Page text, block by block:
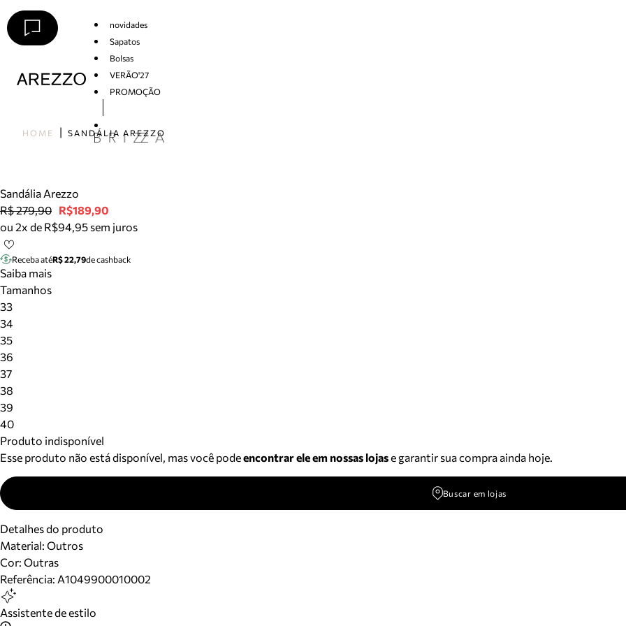
novidades
Sapatos
Bolsas
VERÃO'27
PROMOÇÃO
HOME SANDÁLIA AREZZO
Sandália Arezzo
R$ 279,90 R$189,90
ou 2x de R$94,95 sem juros
Receba atéR$ 22,79de cashback
Saiba mais
Tamanhos
33
34
35
36
37
38
39
40
Produto indisponível
Esse produto não está disponível, mas você podeencontrar ele em nossas lojase garantir sua compra ainda hoje.
Buscar em lojas
Detalhes do produto
Material: Outros
Cor: Outras
Referência: A1049900010002
Assistente de estilo